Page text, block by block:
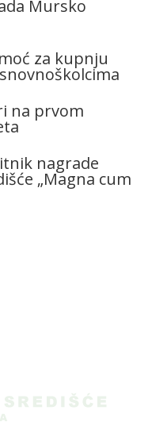
Mursko
za kupnju
na prvom
nagrade
„Magna cum